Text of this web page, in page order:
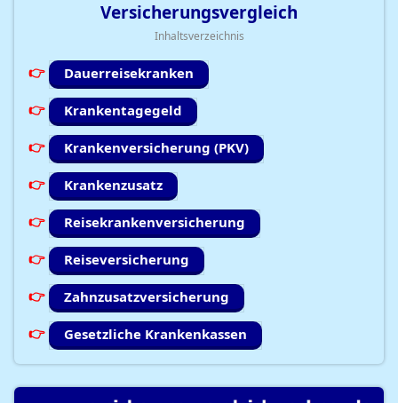
Versicherungsvergleich
Inhaltsverzeichnis
Dauerreisekranken
Krankentagegeld
Krankenversicherung (PKV)
Krankenzusatz
Reisekrankenversicherung
Reiseversicherung
Zahnzusatzversicherung
Gesetzliche Krankenkassen